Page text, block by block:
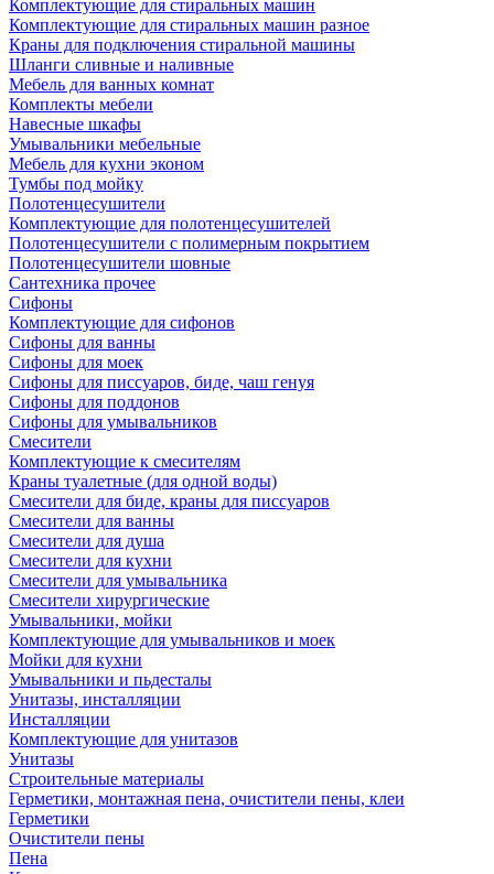
Комплектующие для стиральных машин
Комплектующие для стиральных машин разное
Краны для подключения стиральной машины
Шланги сливные и наливные
Мебель для ванных комнат
Комплекты мебели
Навесные шкафы
Умывальники мебельные
Мебель для кухни эконом
Тумбы под мойку
Полотенцесушители
Комплектующие для полотенцесушителей
Полотенцесушители с полимерным покрытием
Полотенцесушители шовные
Сантехника прочее
Сифоны
Комплектующие для сифонов
Сифоны для ванны
Сифоны для моек
Сифоны для писсуаров, биде, чаш генуя
Сифоны для поддонов
Сифоны для умывальников
Смесители
Комплектующие к смесителям
Краны туалетные (для одной воды)
Смесители для биде, краны для писсуаров
Смесители для ванны
Смесители для душа
Смесители для кухни
Смесители для умывальника
Смесители хирургические
Умывальники, мойки
Комплектующие для умывальников и моек
Мойки для кухни
Умывальники и пьдесталы
Унитазы, инсталляции
Инсталляции
Комплектующие для унитазов
Унитазы
Строительные материалы
Герметики, монтажная пена, очистители пены, клеи
Герметики
Очистители пены
Пена